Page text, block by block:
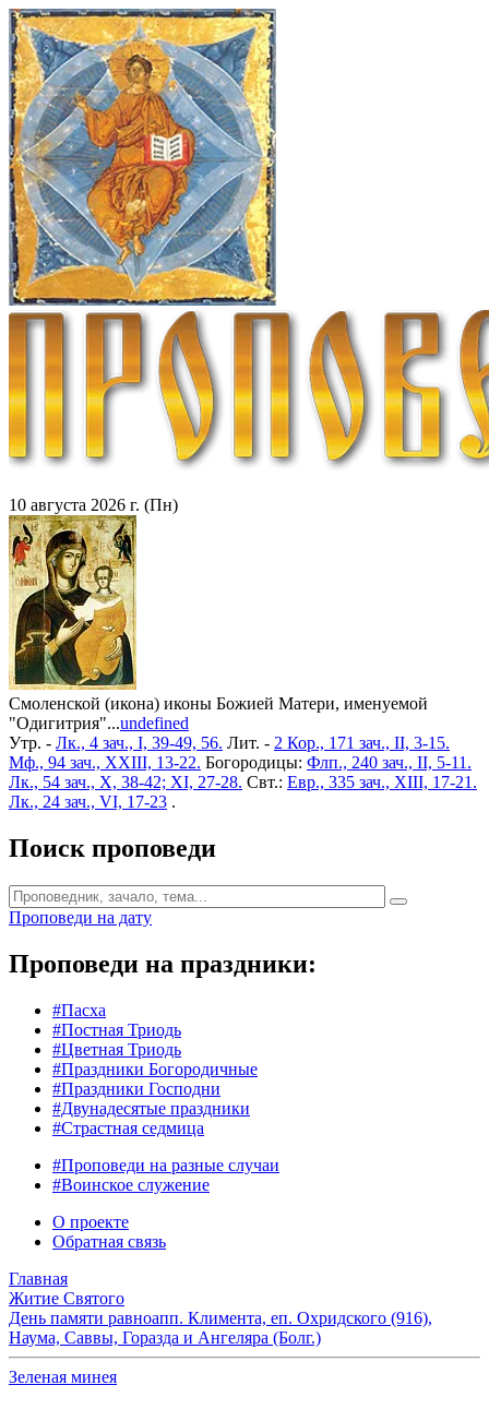
10 августа 2026 г. (Пн)
Смоленской (икона) иконы Божией Матери, именуемой
"Одигитрия"...undefined
Утр. - Лк., 4 зач., I, 39-49, 56. Лит. - 2 Кор., 171 зач., II, 3-15.
Мф., 94 зач., XXIII, 13-22. Богородицы: Флп., 240 зач., II, 5-11.
Лк., 54 зач., X, 38-42; XI, 27-28. Свт.: Евр., 335 зач., XIII, 17-21.
Лк., 24 зач., VI, 17-23 .
Поиск проповеди
Проповеди на дату
Проповеди на праздники:
#Пасха
#Постная Триодь
#Цветная Триодь
#Праздники Богородичные
#Праздники Господни
#Двунадесятые праздники
#Страстная седмица
#Проповеди на разные случаи
#Воинское служение
О проекте
Обратная связь
Главная
Житие Святого
День памяти равноапп. Климента, еп. Охридского (916),
Наума, Саввы, Горазда и Ангеляра (Болг.)
Зеленая минея